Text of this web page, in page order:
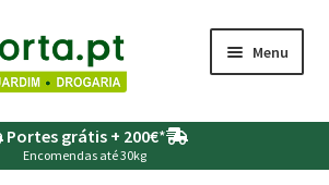
Menu
Portes grátis + 200€*
Encomendas até 30kg